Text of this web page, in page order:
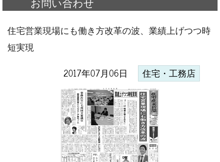
お問い合わせ
住宅営業現場にも働き方改革の波、業績上げつつ時
短実現
2017年07月06日 住宅・工務店